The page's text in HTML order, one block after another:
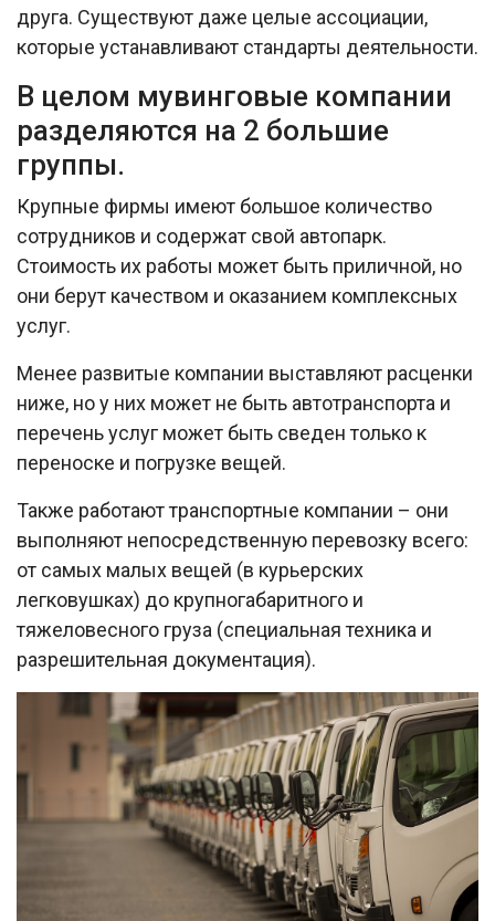
друга. Существуют даже целые ассоциации,
которые устанавливают стандарты деятельности.
В целом мувинговые компании
разделяются на 2 большие
группы.
Крупные фирмы имеют большое количество
сотрудников и содержат свой автопарк.
Стоимость их работы может быть приличной, но
они берут качеством и оказанием комплексных
услуг.
Менее развитые компании выставляют расценки
ниже, но у них может не быть автотранспорта и
перечень услуг может быть сведен только к
переноске и погрузке вещей.
Также работают транспортные компании – они
выполняют непосредственную перевозку всего:
от самых малых вещей (в курьерских
легковушках) до крупногабаритного и
тяжеловесного груза (специальная техника и
разрешительная документация).